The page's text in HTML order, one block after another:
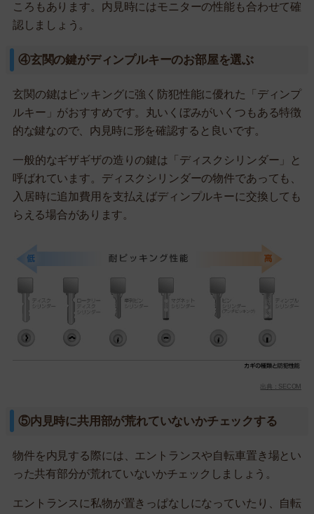
ころもあります。内見時にはモニターの性能も合わせて確
認しましょう。
④玄関の鍵がディンプルキーのお部屋を選ぶ
玄関の鍵はピッキングに強く防犯性能に優れた「ディンプ
ルキー」がおすすめです。丸いくぼみがいくつもある特徴
的な鍵なので、内見時に形を確認すると良いです。
一般的なギザギザの造りの鍵は「ディスクシリンダー」と
呼ばれています。ディスクシリンダーの物件であっても、
入居時に追加費用を支払えばディンプルキーに交換しても
らえる場合があります。
出典：SECOM
⑤内見時に共用部が荒れていないかチェックする
物件を内見する際には、エントランスや自転車置き場とい
った共有部分が荒れていないかチェックしましょう。
エントランスに私物が置きっぱなしになっていたり、自転